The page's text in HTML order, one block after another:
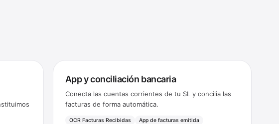
App y conciliación bancaria
Conecta las cuentas corrientes de tu SL y concilia las
facturas de forma automática.
OCR Facturas Recibidas
App de facturas emitida